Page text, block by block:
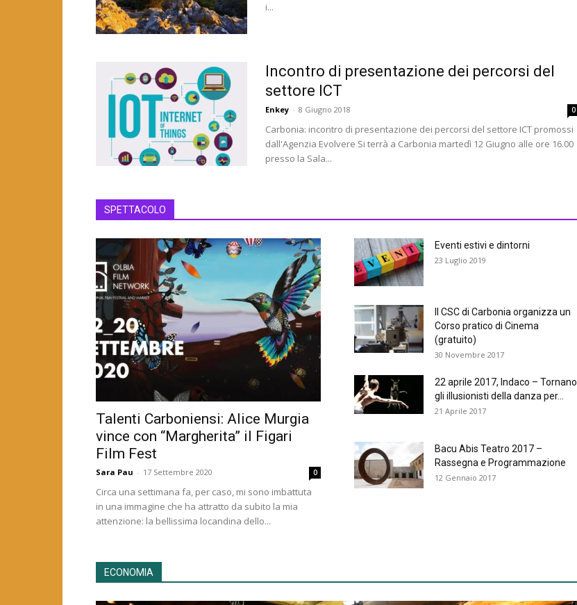
i...
Incontro di presentazione dei percorsi del
settore ICT
Enkey - 8 Giugno 2018 0
Carbonia: incontro di presentazione dei percorsi del settore ICT promossi
dall'Agenzia Evolvere Si terrà a Carbonia martedì 12 Giugno alle ore 16.00
presso la Sala...
SPETTACOLO
Talenti Carboniensi: Alice Murgia
vince con “Margherita” il Figari
Film Fest
Sara Pau - 17 Settembre 2020 0
Circa una settimana fa, per caso, mi sono imbattuta
in una immagine che ha attratto da subito la mia
attenzione: la bellissima locandina dello...
Eventi estivi e dintorni
23 Luglio 2019
Il CSC di Carbonia organizza un
Corso pratico di Cinema
(gratuito)
30 Novembre 2017
22 aprile 2017, Indaco – Tornano
gli illusionisti della danza per...
21 Aprile 2017
Bacu Abis Teatro 2017 –
Rassegna e Programmazione
12 Gennaio 2017
ECONOMIA